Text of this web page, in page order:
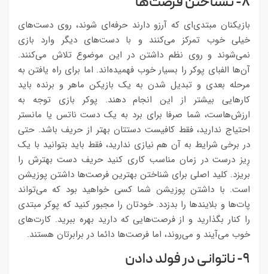
بازیکنان مبتدی‌ای که آرزو دارند حرفه‌ای شوند، روی دست‌های
خیلی خوب تمرکز می‌کنند و با دست‌های دیگر وارد بازی
نمی‌شوند و روی نظم داشتن در این موضوع تلاش می‌کنند.
آن‌ها الفبای پوکر را بسیار خوب فهمیده‌اند. اما برای راه یافتن به
مرحله بعدی و تبدیل شدن به یک بازیکن ماهر و برنده باید
کارهایی بیشتر از این انجام دهند. پوکر بازی توجه به
ارزش‌هاست، شما صرفا برای برد به یک دست ناتس یا مانستر
احتیاج ندارید، فقط کافیست دستتان بهتر از حریف باشد. حتی
در برخی شرایط به آن هم نیازی ندارید، فقط باید بتوانید با یک
رِیز درست در زمان مناسب کاری کنید حریف دست بهترش را
بریزد. کلید اصلی برای شناختن بهترین فرصت‌ها داشتن پوزیشن
است. با داشتن پوزیشن شما کسی خواهید بود که می‌تواند
پات‌ها و بلایندها را بدزدد. خودتان را مجبور کنید که پوکر مبتدی
را کنار بگذارید و از فرصت‌هایی که دارید بهره ببرید. کارت‌های
خوب می‌آیند و می‌روند، اما فرصت‌ها دائما در برابرتان هستند.
۹- ناتوانی در فولد دادن